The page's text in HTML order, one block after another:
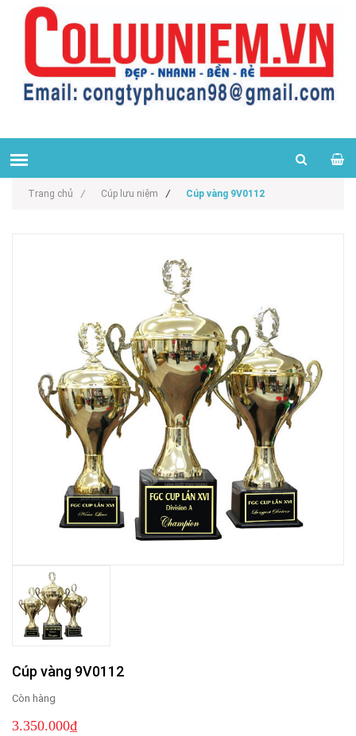
Trang chủ / Cúp lưu niệm / Cúp vàng 9V0112
Cúp vàng 9V0112
Còn hàng
3.350.000₫